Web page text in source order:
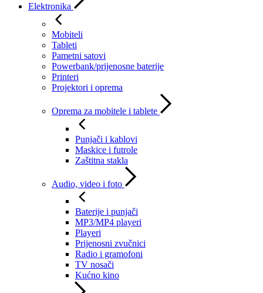
Elektronika
Mobiteli
Tableti
Pametni satovi
Powerbank/prijenosne baterije
Printeri
Projektori i oprema
Oprema za mobitele i tablete
Punjači i kablovi
Maskice i futrole
Zaštitna stakla
Audio, video i foto
Baterije i punjači
MP3/MP4 playeri
Playeri
Prijenosni zvučnici
Radio i gramofoni
TV nosači
Kućno kino